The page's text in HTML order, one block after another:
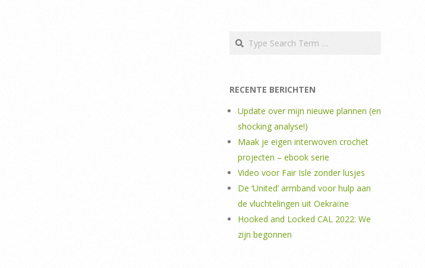
Search
RECENTE BERICHTEN
Update over mijn nieuwe plannen (en
shocking analyse!)
Maak je eigen interwoven crochet
projecten – ebook serie
Video voor Fair Isle zonder lusjes
De ‘United’ armband voor hulp aan
de vluchtelingen uit Oekraïne
Hooked and Locked CAL 2022: We
zijn begonnen